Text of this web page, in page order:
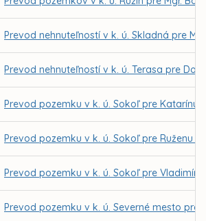
Prevod nehnuteľností v k. ú. Skladná pre
Prevod nehnuteľností v k. ú. Terasa pre
Prevod pozemku v k. ú. Sokoľ pre
Prevod pozemku v k. ú. Sokoľ pre Ruženu
Prevod pozemku v k. ú. Sokoľ pre
Prevod pozemku v k. ú. Severné mesto